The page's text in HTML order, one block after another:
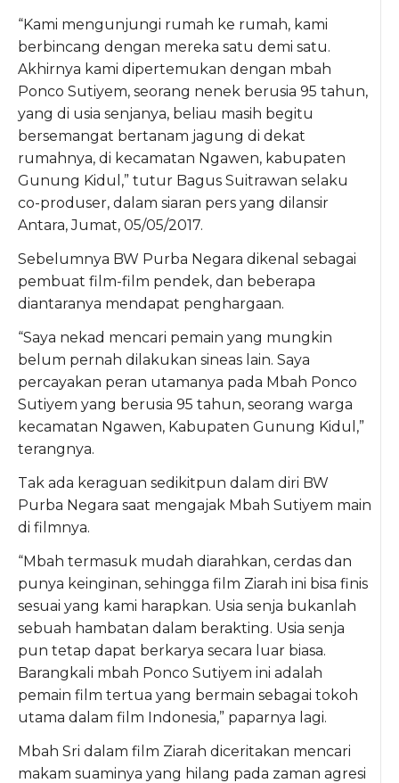
“Kami mengunjungi rumah ke rumah, kami
berbincang dengan mereka satu demi satu.
Akhirnya kami dipertemukan dengan mbah
Ponco Sutiyem, seorang nenek berusia 95 tahun,
yang di usia senjanya, beliau masih begitu
bersemangat bertanam jagung di dekat
rumahnya, di kecamatan Ngawen, kabupaten
Gunung Kidul,” tutur Bagus Suitrawan selaku
co-produser, dalam siaran pers yang dilansir
Antara, Jumat, 05/05/2017.
Sebelumnya BW Purba Negara dikenal sebagai
pembuat film-film pendek, dan beberapa
diantaranya mendapat penghargaan.
“Saya nekad mencari pemain yang mungkin
belum pernah dilakukan sineas lain. Saya
percayakan peran utamanya pada Mbah Ponco
Sutiyem yang berusia 95 tahun, seorang warga
kecamatan Ngawen, Kabupaten Gunung Kidul,”
terangnya.
Tak ada keraguan sedikitpun dalam diri BW
Purba Negara saat mengajak Mbah Sutiyem main
di filmnya.
“Mbah termasuk mudah diarahkan, cerdas dan
punya keinginan, sehingga film Ziarah ini bisa finis
sesuai yang kami harapkan. Usia senja bukanlah
sebuah hambatan dalam berakting. Usia senja
pun tetap dapat berkarya secara luar biasa.
Barangkali mbah Ponco Sutiyem ini adalah
pemain film tertua yang bermain sebagai tokoh
utama dalam film Indonesia,” paparnya lagi.
Mbah Sri dalam film Ziarah diceritakan mencari
makam suaminya yang hilang pada zaman agresi